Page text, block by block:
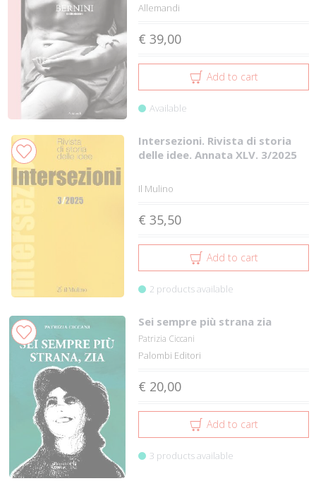
Allemandi
€ 39,00
Add to cart
Available
Intersezioni. Rivista di storia
delle idee. Annata XLV. 3/2025
Il Mulino
€ 35,50
Add to cart
2 products available
Sei sempre più strana zia
Patrizia Ciccani
Palombi Editori
€ 20,00
Add to cart
3 products available